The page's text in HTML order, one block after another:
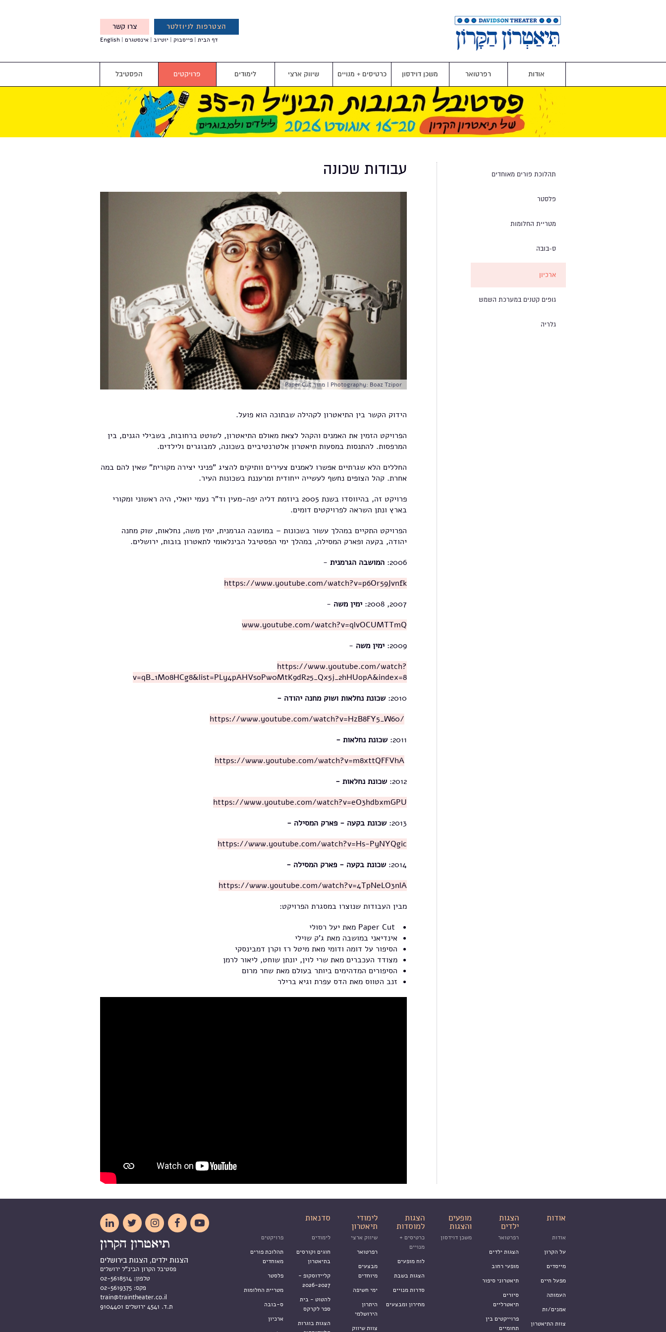
הצטרפות לניוזלטר צרו קשר
והטבות מיוחדות עבורך
דף הבית פייסבוק יוטיוב אינסטגרם English
אודות רפרטואר משכן דוידסון כרטיסים + מנויים שיווק ארצי לימודים פרויקטים הפסטיבל
תהלוכת פורים מאוחדים
פלסטר
מטריית החלומות
ס-בובה
ארכיון
גופים קטנים במערכת השמש
גלריה
עבודות שכונה
Photography: Boaz Tzipor | מתוך Paper Cut
הידוק הקשר בין התיאטרון לקהילה שבתוכה הוא פועל.
הפרויקט הזמין את האמנים והקהל לצאת מאולם התיאטרון, לשוטט ברחובות, בשבילי הגנים, בין
המרפסות. להתנסות במסעות תיאטרון אלטרנטיביים בשכונה, למבוגרים ולילדים.
החללים הלא שגרתיים אפשרו לאמנים צעירים וותיקים להציג "פניני יצירה מקורית" שאין להם במה
אחרת. קהל הצופים נחשף לעשייה ייחודית ומרעננת בשכונות העיר.
פרויקט זה, בהיווסדו בשנת 2005 ביוזמת דליה יפה-מעין וד"ר נעמי יואלי, היה ראשוני ומקורי
בארץ ונתן השראה לפרויקטים דומים.
הפרויקט התקיים במהלך עשור בשכונות – במושבה הגרמנית, ימין משה, נחלאות, שוק מחנה
יהודה, בקעה ופארק המסילה, במהלך ימי הפסטיבל הבינלאומי לתאטרון בובות, ירושלים.
2006: המושבה הגרמנית -
https://www.youtube.com/watch?v=p6Or59Jvnfk
2007, 2008:
ימין משה -
www.youtube.com/watch?v=qlvOCUMTTmQ
2009: ימין משה -
https://www.youtube.com/watch?
v=qB_1Mo8HCg8&list=PLy4pAHVsoPw0MtK9dR25_Qx5j_2hHUopA&index=8
2010: שכונת נחלאות ושוק מחנה יהודה -
/https://www.youtube.com/watch?v=HzB8FY5_W60
2011: שכונת נחלאות -
https://www.youtube.com/watch?v=m8xttQFFVhA
2012: שכונת נחלאות -
https://www.youtube.com/watch?v=eO3hdbxmGPU
2013: שכונת בקעה - פארק המסילה -
https://www.youtube.com/watch?v=Hs-PyNYQgic
2014: שכונת בקעה - פארק המסילה -
https://www.youtube.com/watch?v=4TpNeLO3nlA
מבין העבודות שנוצרו במסגרת הפרויקט:
Paper Cut מאת יעל רסולי
אינדיאני במושבה מאת ג'ק שוילי
הסיפור על דומה ודומי מאת מיטל רז וקרן דמבינסקי
מצודד העכברים מאת שרי לוין, יונתן שוחט, ליאור לרמן
הסיפורים המדהימים ביותר בעולם מאת שחר מרום
זנב הטווס מאת הדס עפרת וגיא ברילר
פותחים שולחן 2011
אודות הצגות
ילדים
מופעים
והצגות
הצגות
למוסדות
לימודי
תיאטרון
סדנאות
אודות
על הקרון
מייסדים
מפעל חיים
העמותה
אמנים/ות
צוות התיאטרון
רפרטואר
הצגות ילדים
מופעי רחוב
תיאטרוני סיפור
סיורים
תיאטרליים
פרוייקטים בין
תחומיים
משכן דוידסון
כרטיסים +
מנויים
לוח מופעים
הצגות בשבת
סדרות מנויים
מחירון ומבצעים
שיווק ארצי
רפרטואר
מבצעים
מיוחדים
ימי חשיפה
היתרון
הירושלמי
צוות שיווק
לימודים
חוגים וקורסים
בתיאטרון
קליידוסקופ -
2026-2027
להטוט - בית
ספר לקרקס
הצגות בוגרות
פרויקטים
תהלוכת פורים
מאוחדים
פלסטר
מטריית החלומות
ס-בובה
ארכיון





הצגות ילדים, הצגות בירושלים
פסטיבל הקרון הבינ"ל ירושלים
טלפון:
פקס:
train@traintheater.co.il
ת.ד. 4541 ירושלים 9104401